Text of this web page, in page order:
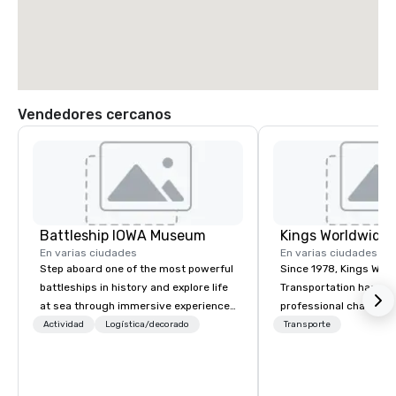
Vendedores cercanos
Battleship IOWA Museum
En varias ciudades
Step aboard one of the most powerful
battleships in history and explore life
at sea through immersive experiences
designed for all ages. From self-
Actividad Logística/decorado
En varias ciudades
Since 1978, Kings
Transportation has
professional
transportation
Transporte